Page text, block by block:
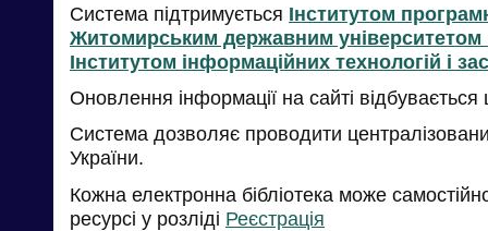
Система підтримується Інститутом
Житомирським державним університетом
Інститутом інформаційних технологій і
Оновлення інформації на сайті
Система дозволяє проводити
України.
Кожна електронна бібліотека може
ресурсі у розліді Реєстрація